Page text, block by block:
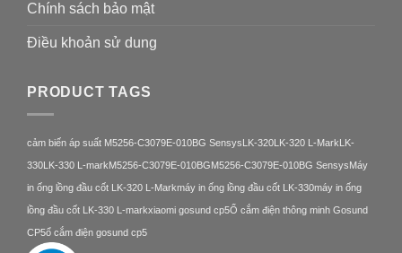
Chính sách bảo mật
Điều khoản sử dung
PRODUCT TAGS
cảm biến áp suất M5256-C3079E-010BG SensysLK-320LK-320 L-MarkLK-
330LK-330 L-markM5256-C3079E-010BGM5256-C3079E-010BG SensysMáy
in ống lồng đầu cốt LK-320 L-Markmáy in ống lồng đầu cốt LK-330máy in ống
lồng đầu cốt LK-330 L-markxiaomi gosund cp5Ổ cắm điện thông minh Gosund
CP5ổ cắm điện gosund cp5